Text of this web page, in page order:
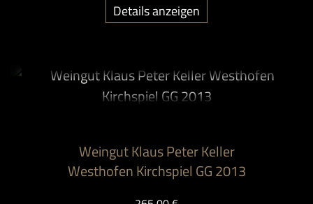
Details anzeigen
Weingut Klaus Peter Keller
Westhofen Kirchspiel GG 2013